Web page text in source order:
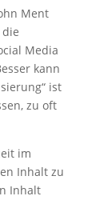
Ment
die
Media
kann
ist
zu oft
im
Inhalt zu
Inhalt